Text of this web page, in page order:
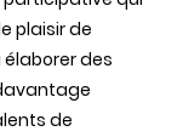
plaisir de
des
de